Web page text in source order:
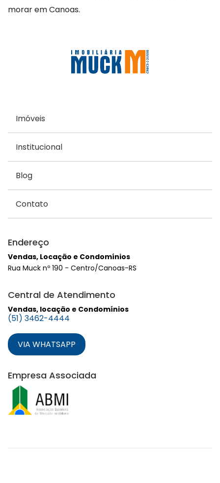
morar em Canoas.
Imóveis
Institucional
Blog
Contato
Endereço
Vendas, Locação e Condomínios
Rua Muck nº 190 - Centro/Canoas-RS
Central de Atendimento
Vendas, locação e Condomínios
(51) 3462-4444
VIA WHATSAPP
Empresa Associada